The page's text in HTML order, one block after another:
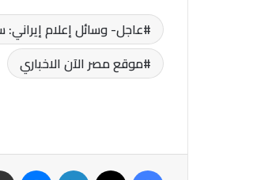
عاجل- وسائل إعلام
موقع مصر الآن الاخباري
فيسبوك لينكدإن